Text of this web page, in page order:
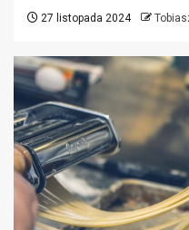
27 listopada 2024